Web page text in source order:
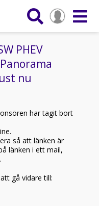
PHEV
nu
har tagit bort
så att länken är
länken i ett mail,
gå vidare till: